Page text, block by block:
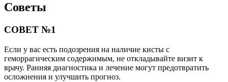
Советы
СОВЕТ №1
Если у вас есть подозрения на наличие кисты с
геморрагическим содержимым, не откладывайте визит к
врачу. Ранняя диагностика и лечение могут предотвратить
осложнения и улучшить прогноз.